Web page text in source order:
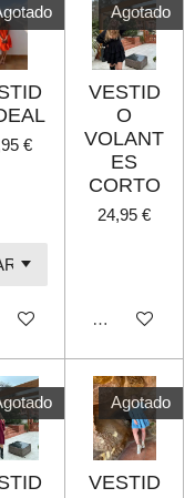
€
Agotado
VESTID
O
VOLANT
ES
CORTO
24,95 €
Agotado
Agotado
VESTID